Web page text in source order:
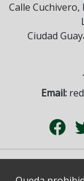
Calle
Ciudad
Email: